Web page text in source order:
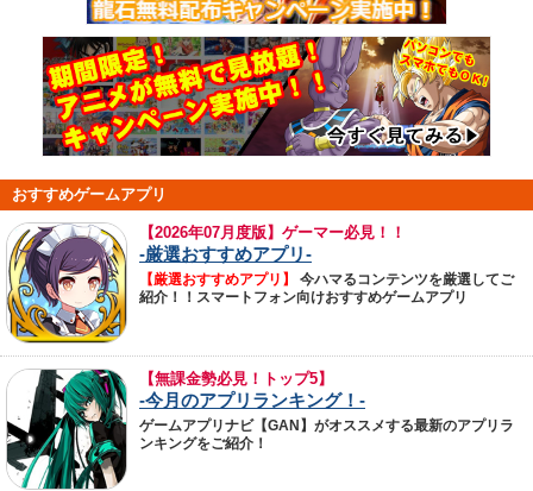
おすすめゲームアプリ
【2026年07月度版】ゲーマー必見！！
-厳選おすすめアプリ-
【厳選おすすめアプリ】
今ハマるコンテンツを厳選してご
紹介！！スマートフォン向けおすすめゲームアプリ
【無課金勢必見！トップ5】
-今月のアプリランキング！-
ゲームアプリナビ【GAN】がオススメする最新のアプリラ
ンキングをご紹介！